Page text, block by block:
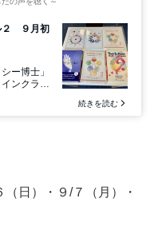
日）・９/７（月）・